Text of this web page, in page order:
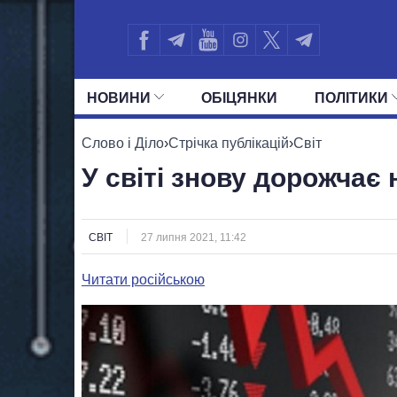
НОВИНИ ОБIЦЯНКИ ПОЛIТИКИ
УСІ ПОЛІТИКИ ПРЕЗИДЕНТ І ОФІС
Слово і Діло›Стрічка публікацій›Світ
У світі знову дорожчає
СВІТ 27 липня 2021, 11:42
Читати російською